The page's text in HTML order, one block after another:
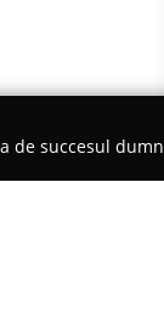
de succesul